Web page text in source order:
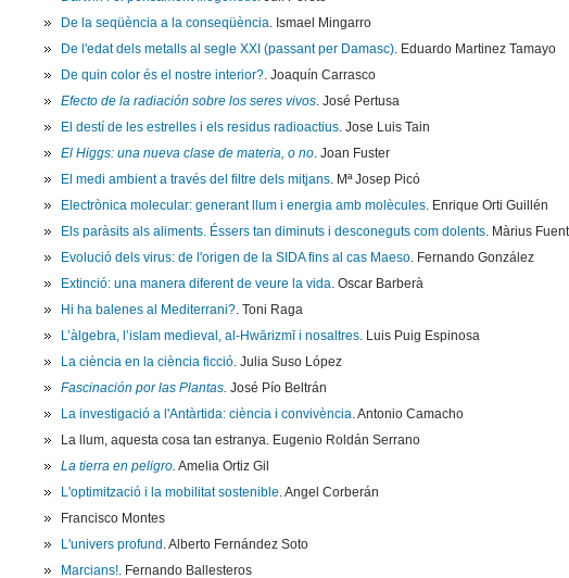
De la seqüència a la conseqüència . Ismael Mingarro
De l'edat dels metalls al segle XXI (passant per Damasc). Eduardo Martinez Tamayo
De quin color és el nostre interior?. Joaquín Carrasco
Efecto de la radiación sobre los seres vivos. José Pertusa
El destí de les estrelles i els residus radioactius. Jose Luis Tain
El Higgs: una nueva clase de materia, o no. Joan Fuster
El medi ambient a través del filtre dels mitjans. Mª Josep Picó
Electrònica molecular: generant llum i energia amb molècules. Enrique Orti Guillén
Els paràsits als aliments. Éssers tan diminuts i desconeguts com dolents. Màrius
Evolució dels virus: de l'origen de la SIDA fins al cas Maeso. Fernando González
Extinció: una manera diferent de veure la vida . Oscar Barberà
Hi ha balenes al Mediterrani?. Toni Raga
L’àlgebra, l’islam medieval, al-Hwārizmī i nosaltres. Luis Puig Espinosa
La ciència en la ciència ficció. Julia Suso López
Fascinación por las Plantas. José Pío Beltrán
La investigació a l'Antàrtida: ciència i convivència . Antonio Camacho
La llum, aquesta cosa tan estranya. Eugenio Roldán Serrano
La tierra en peligro. Amelia Ortiz Gil
L'optimització i la mobilitat sostenible . Angel Corberán
Francisco Montes
L'univers profund . Alberto Fernández Soto
Marcians!. Fernando Ballesteros